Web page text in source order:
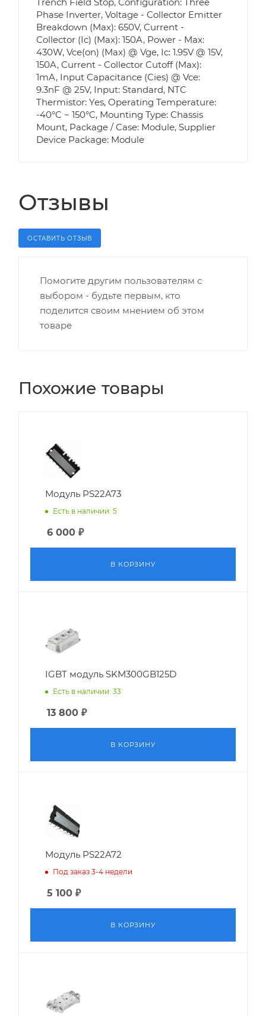
Phase Inverter, Voltage - Collector Emitter
Breakdown (Max): 650V, Current -
Collector (Ic) (Max): 150A, Power - Max:
430W, Vce(on) (Max) @ Vge, Ic: 1.95V @ 15V,
150A, Current - Collector Cutoff (Max):
1mA, Input Capacitance (Cies) @ Vce:
9.3nF @ 25V, Input: Standard, NTC
Thermistor: Yes, Operating Temperature:
-40°C ~ 150°C, Mounting Type: Chassis
Mount, Package / Case: Module, Supplier
Device Package: Module
Отзывы
ОСТАВИТЬ ОТЗЫВ
Помогите другим пользователям с
выбором - будьте первым, кто
поделится своим мнением об этом
товаре
Похожие товары
Модуль PS22A73
Есть в наличии: 5
6 000 ₽
В КОРЗИНУ
IGBT модуль SKM300GB125D
Есть в наличии: 33
13 800 ₽
В КОРЗИНУ
Модуль PS22A72
Под заказ 3-4 недели
5 100 ₽
В КОРЗИНУ